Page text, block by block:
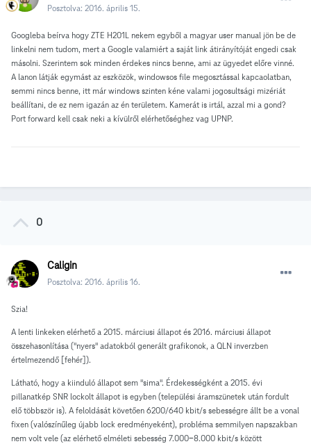
Posztolva: 2016. április 15.
Googleba beírva hogy ZTE H201L nekem egyből a magyar user manual jön be de
linkelni nem tudom, mert a Google valamiért a saját link átirányítóját engedi csak
másolni. Szerintem sok minden érdekes nincs benne, ami az ügyedet előre vinné.
A lanon látják egymást az eszközök, windowsos file megosztással kapcaolatban,
semmi nincs benne, itt már windows szinten kéne valami jogosultsági mizériát
beállítani, de ez nem igazán az én területem. Kamerát is irtál, azzal mi a gond?
Port forward kell csak neki a kívülről elérhetőséghez vag UPNP.
0
Caligin
Posztolva: 2016. április 16.
Szia!
A lenti linkeken elérhető a 2015. márciusi állapot és 2016. márciusi állapot
összehasonlítása ("nyers" adatokból generált grafikonok, a QLN inverzben
értelmezendő [fehér]).
Látható, hogy a kiinduló állapot sem "sima". Érdekességként a 2015. évi
pillanatkép SNR lockolt állapot is egyben (települési áramszünetek után fordult
elő többször is). A feloldását követően 6200/640 kbit/s sebességre állt be a vonal
fixen (valószínűleg újabb lock eredményeként), probléma semmilyen napszakban
nem volt vele (az elérhető elméleti sebesség 7.000-8.000 kbit/s között